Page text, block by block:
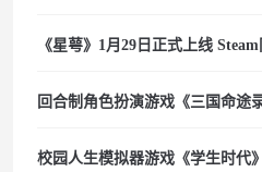
《星萼》1月29日正式上线
回合制角色扮演游戏《三国命途
校园人生模拟器游戏《学生时代